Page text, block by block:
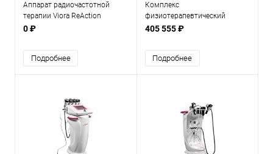
Аппарат радиочастотной
терапии Viora ReAction
0 ₽
Подробнее
Комплекс
физиотерапевтический
Scopula CaviPro VRF I
405 555 ₽
Подробнее